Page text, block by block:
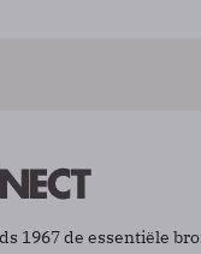
1967 de essentiële